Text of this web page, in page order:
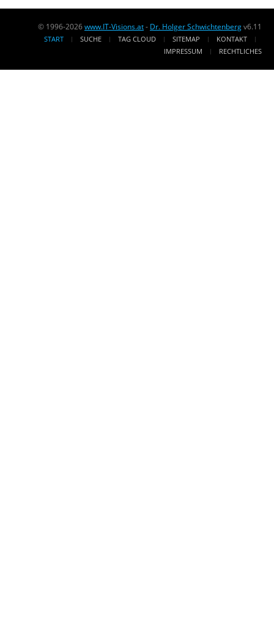
© 1996-2026www.IT-Visions.at- Dr. Holger Schwichtenbergv6.11
START SUCHE TAG CLOUD SITEMAP
KONTAKT
IMPRESSUM
RECHTLICHES